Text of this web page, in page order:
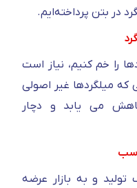
در بتن پرداخته‌ایم.
را خم کنیم، نیاز است
که میلگردها غیر اصولی
می یابد و دچار
مختلف تولید و به بازار عرضه